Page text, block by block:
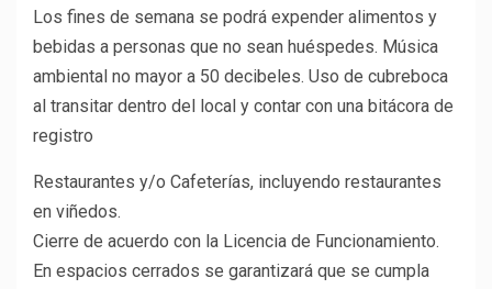
Los fines de semana se podrá expender alimentos y
bebidas a personas que no sean huéspedes. Música
ambiental no mayor a 50 decibeles. Uso de cubreboca
al transitar dentro del local y contar con una bitácora de
registro
Restaurantes y/o Cafeterías, incluyendo restaurantes
en viñedos.
Cierre de acuerdo con la Licencia de Funcionamiento.
En espacios cerrados se garantizará que se cumpla